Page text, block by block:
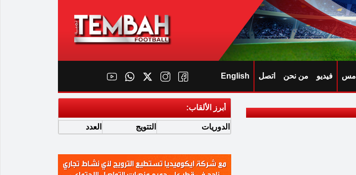
أمس فيديو من نحن اتصل English
أبرز الألقاب:
الدوريات التتويج العدد